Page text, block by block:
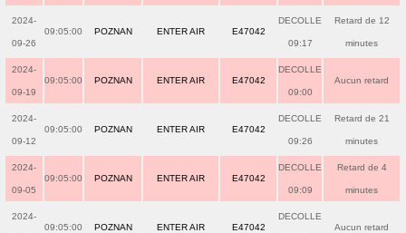
2024-
09-26
09:05:00 POZNAN ENTER AIR E47042
DECOLLE
09:17
Retard de 12
minutes
2024-
09-19
09:05:00 POZNAN ENTER AIR E47042
DECOLLE
09:00
Aucun retard
2024-
09-12
09:05:00 POZNAN ENTER AIR E47042
DECOLLE
09:26
Retard de 21
minutes
2024-
09-05
09:05:00 POZNAN ENTER AIR E47042
DECOLLE
09:09
Retard de 4
minutes
2024-
09:05:00 POZNAN ENTER AIR E47042
DECOLLE
Aucun retard